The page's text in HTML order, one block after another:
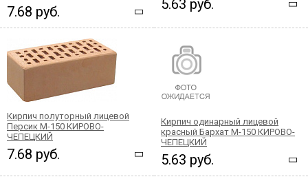
7.68 руб. 5.63 руб.
Кирпич полуторный лицевой
Персик М-150 КИРОВО-
ЧЕПЕЦКИЙ
7.68 руб.
Кирпич одинарный лицевой
красный Бархат М-150 КИРОВО-
ЧЕПЕЦКИЙ
5.63 руб.